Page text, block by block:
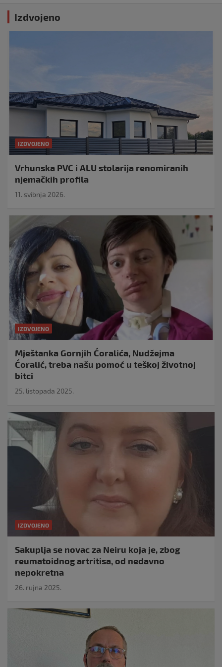
Izdvojeno
IZDVOJENO
Vrhunska PVC i ALU stolarija renomiranih
njemačkih profila
11. svibnja 2026.
IZDVOJENO
Mještanka Gornjih Ćoralića, Nudžejma
Ćoralić, treba našu pomoć u teškoj životnoj
bitci
25. listopada 2025.
IZDVOJENO
Sakuplja se novac za Neiru koja je, zbog
reumatoidnog artritisa, od nedavno
nepokretna
26. rujna 2025.